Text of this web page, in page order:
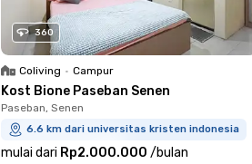
360
Coliving • Campur
Kost Bione Paseban Senen
Paseban, Senen
6.6 km dari universitas kristen indonesia
mulai dari Rp2.000.000 /bulan